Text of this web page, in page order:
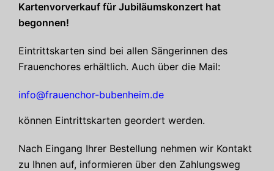
Kartenvorverkauf für Jubiläumskonzert hat
begonnen!
Eintrittskarten sind bei allen Sängerinnen des
Frauenchores erhältlich. Auch über die Mail:
info@frauenchor-bubenheim.de
können Eintrittskarten geordert werden.
Nach Eingang Ihrer Bestellung nehmen wir Kontakt
zu Ihnen auf, informieren über den Zahlungsweg